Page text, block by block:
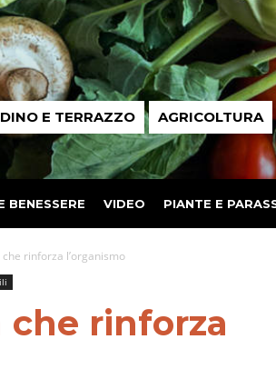
E TERRAZZO AGRICOLTURA
BENESSERE VIDEO PIANTE E
rinforza l’organismo
che rinforza